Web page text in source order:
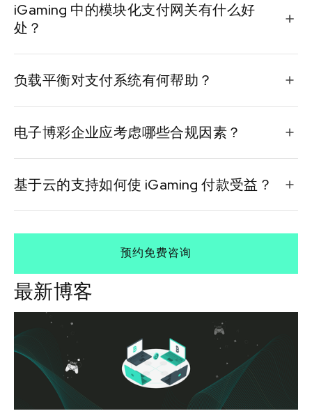
并为全球客户提供流畅的用户体验。
iGaming 中的模块化支付网关有什么好
处？
适应新的市场或监管需求。
负载平衡对支付系统有何帮助？
交易处理速度。
电子博彩企业应考虑哪些合规因素？
司法管辖区合法经营。
基于云的支持如何使 iGaming 付款受益？
展资源以保持最佳性能。
预约免费咨询
最新博客